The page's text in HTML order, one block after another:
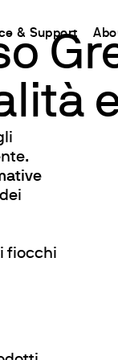
e strisce
e accessori
per
per
Refrigerazione
dei Metalli
& Support
CHINA
fiocchi